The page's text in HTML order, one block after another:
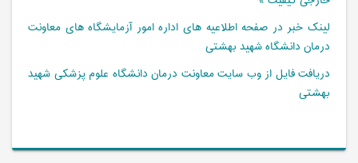
لینک خبر در صفحه اطلاعیه های اداره امور آزمایشگاه های معاونت
درمان دانشگاه شهید بهشتی
دریافت فایل از وب سایت معاونت درمان دانشگاه علوم پزشکی شهید
بهشتی